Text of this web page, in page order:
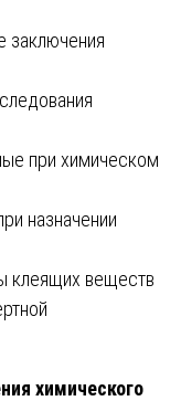
заключения
при химическом
назначении
клеящих веществ
химического